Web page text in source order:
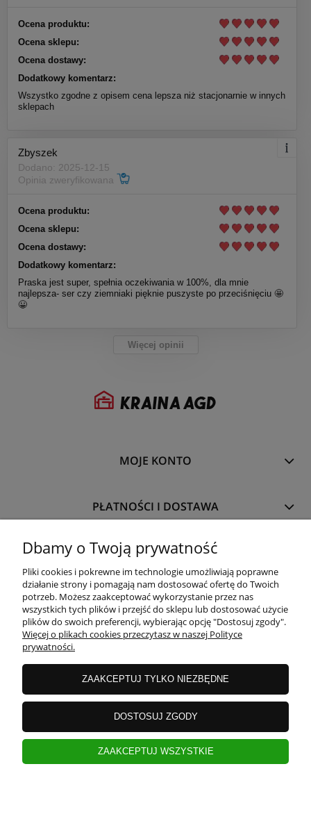
Ocena produktu:
Ocena sklepu:
Ocena dostawy:
Dodatkowy komentarz:
Wszystko zgodne z opisem cena lepsza niż stacjonarnie w innych
sklepach
Zbyszek
Dodano: 2025-12-15
Opinia zweryfikowana
Ocena produktu:
Ocena sklepu:
Ocena dostawy:
Dodatkowy komentarz:
Praska jest super, spełnia oczekiwania w 100%, dla mnie
najlepsza- ser czy ziemniaki pięknie puszyste po przeciśnięciu 🤩
😀
Więcej opinii
MOJE KONTO
PŁATNOŚCI I DOSTAWA
INFORMACJE
O NAS
Dbamy o Twoją prywatność
Pliki cookies i pokrewne im technologie umożliwiają poprawne
działanie strony i pomagają nam dostosować ofertę do Twoich
potrzeb. Możesz zaakceptować wykorzystanie przez nas
wszystkich tych plików i przejść do sklepu lub dostosować użycie
plików do swoich preferencji, wybierając opcję "Dostosuj zgody".
Więcej o plikach cookies przeczytasz w naszej Polityce
prywatności.
ZAAKCEPTUJ TYLKO NIEZBĘDNE
DOSTOSUJ ZGODY
ZAAKCEPTUJ WSZYSTKIE